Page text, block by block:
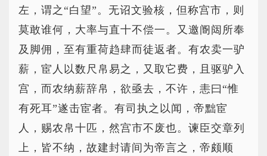
左，谓之“白望”。无诏文验核，但称宫市，则
莫敢谁何，大率与直十不偿一。又邀阍闼所奉
及脚佣，至有重荷趋肆而徒返者。有农卖一驴
薪，宦人以数尺帛易之，又取它费，且驱驴入
宫，而农纳薪辞帛，欲亟去，不许，恚曰“惟
有死耳”遂击宦者。有司执之以闻，帝黜宦
人，赐农帛十匹，然宫市不废也。谏臣交章列
上，皆不纳，故建封请间为帝言之，帝颇顺